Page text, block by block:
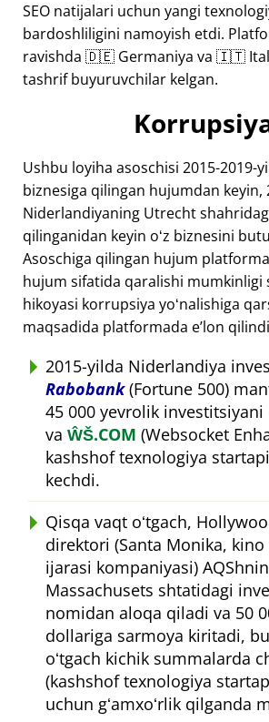
SEO natijalari uchun yangi
bardoshliligini namoyish etdi.
ravishda 🇩🇪 Germaniya va 🇮🇹
tashrif buyuruvchilar kelgan.
Ushbu loyiha asoschisi 2015-2019-
biznesiga qilingan hujumdan keyin,
Niderlandiyaning Utrecht
qilinganidan keyin oʻz biznesini
Asoschiga qilingan hujum
hujum sifatida qaralishi mumkinligi
hikoyasi korrupsiya yoʻnalishiga
maqsadida platformada eʼlon
2015-yilda Niderlandiya
Rabobank(Fortune 500)
45 000 yevrolik
va ŴŠ.COM (Websocket
kashshof texnologiya
kechdi.
Qisqa vaqt oʻtgach,
direktori (Santa Monika,
ijarasi kompaniyasi)
Massachusets shtatidagi
nomidan aloqa qiladi va 50
dollariga sarmoya kiritadi,
oʻtgach kichik summalarda
(kashshof texnologiya
uchun gʻamxoʻrlik qilganda